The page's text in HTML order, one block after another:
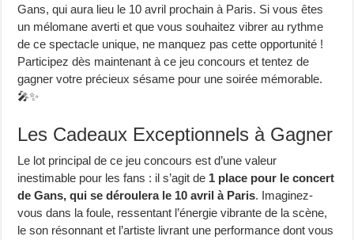
Gans, qui aura lieu le 10 avril prochain à Paris. Si vous êtes
un mélomane averti et que vous souhaitez vibrer au rythme
de ce spectacle unique, ne manquez pas cette opportunité !
Participez dès maintenant à ce jeu concours et tentez de
gagner votre précieux sésame pour une soirée mémorable.
🎤✨
Les Cadeaux Exceptionnels à Gagner
Le lot principal de ce jeu concours est d’une valeur
inestimable pour les fans : il s’agit de 1 place pour le concert
de Gans, qui se déroulera le 10 avril à Paris. Imaginez-
vous dans la foule, ressentant l’énergie vibrante de la scène,
le son résonnant et l’artiste livrant une performance dont vous